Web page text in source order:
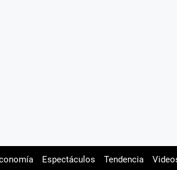
Espectáculos Tendencia